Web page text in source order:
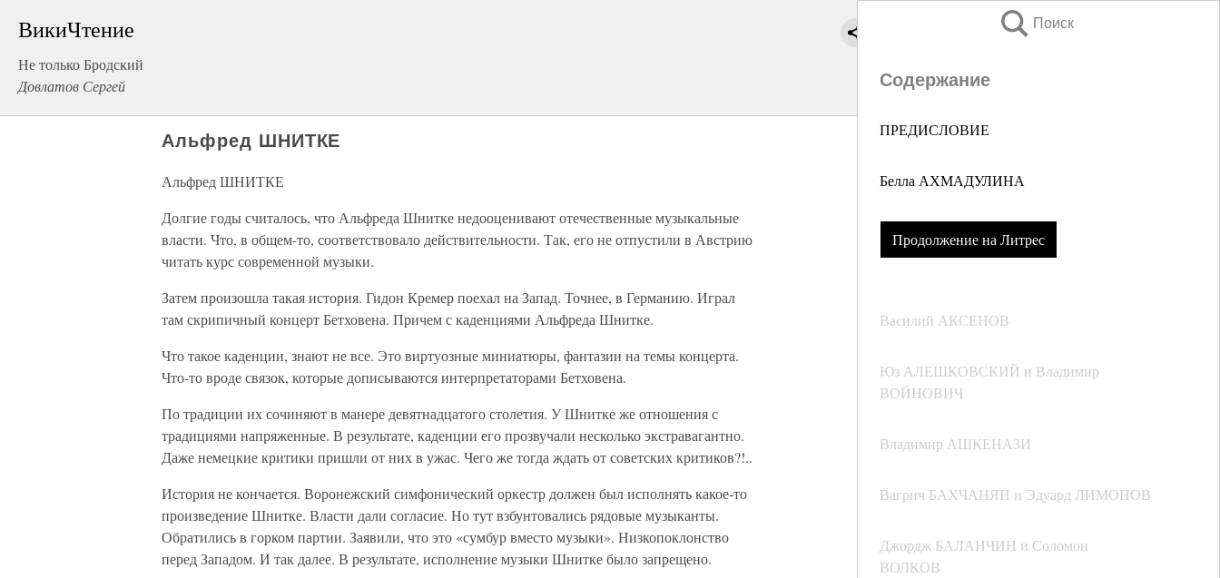
ВикиЧтение
Не только Бродский
Довлатов Сергей
Поиск
Содержание
ПРЕДИСЛОВИЕ
Белла АХМАДУЛИНА
Продолжение на Литрес
Василий АКСЕНОВ
Юз АЛЕШКОВСКИЙ и Владимир
ВОЙНОВИЧ
Владимир АШКЕНАЗИ
Вагрич БАХЧАНЯН и Эдуард ЛИМОНОВ
Джордж БАЛАНЧИН и Соломон
ВОЛКОВ
Альфред ШНИТКЕ
Альфред ШНИТКЕ
Долгие годы считалось, что Альфреда Шнитке недооценивают отечественные музыкальные
власти. Что, в общем-то, соответствовало действительности. Так, его не отпустили в Австрию
читать курс современной музыки.
Затем произошла такая история. Гидон Кремер поехал на Запад. Точнее, в Германию. Играл
там скрипичный концерт Бетховена. Причем с каденциями Альфреда Шнитке.
Что такое каденции, знают не все. Это виртуозные миниатюры, фантазии на темы концерта.
Что-то вроде связок, которые дописываются интерпретаторами Бетховена.
По традиции их сочиняют в манере девятнадцатого столетия. У Шнитке же отношения с
традициями напряженные. В результате, каденции его прозвучали несколько экстравагантно.
Даже немецкие критики пришли от них в ужас. Чего же тогда ждать от советских критиков?!..
История не кончается. Воронежский симфонический оркестр должен был исполнять какое-то
произведение Шнитке. Власти дали согласие. Но тут взбунтовались рядовые музыканты.
Обратились в горком партии. Заявили, что это «сумбур вместо музыки». Низкопоклонство
перед Западом. И так далее. В результате, исполнение музыки Шнитке было запрещено.